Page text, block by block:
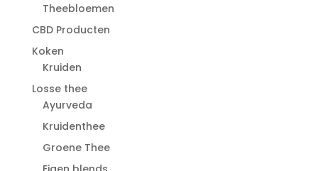
Theebloemen
CBD Producten
Koken
Kruiden
Losse thee
Ayurveda
Kruidenthee
Groene Thee